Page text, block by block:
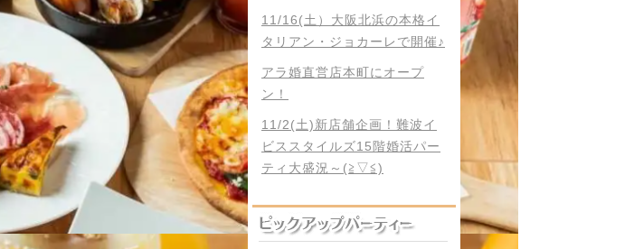
11/16(土）大阪北浜の本格イ
タリアン・ジョカーレで開催♪
アラ婚直営店本町にオープ
ン！
11/2(土)新店舗企画！難波イ
ビススタイルズ15階婚活パー
ティ大盛況～(≧▽≦)